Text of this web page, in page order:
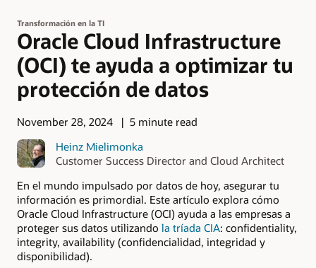
Transformación en la TI
Oracle Cloud Infrastructure
(OCI) te ayuda a optimizar tu
protección de datos
November 28, 2024
5 minute read
Heinz Mielimonka
Customer Success Director and Cloud Architect
En el mundo impulsado por datos de hoy, asegurar tu
información es primordial. Este artículo explora cómo
Oracle Cloud Infrastructure (OCI) ayuda a las empresas a
proteger sus datos utilizando la tríada CIA: confidentiality,
integrity, availability (confidencialidad, integridad y
disponibilidad).